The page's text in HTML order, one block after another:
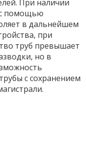
При наличии
помощью
в дальнейшем
при
труб превышает
но в
с сохранением